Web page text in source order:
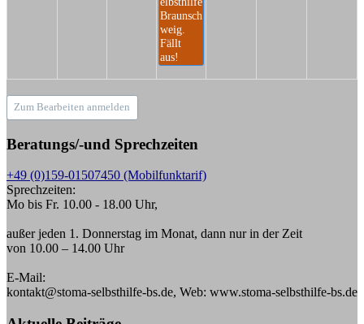
Braunsch
weig.
Fällt
aus!
Zum Bearbeiten anmelden
Beratungs/-und Sprechzeiten
+49 (0)159-01507450 (Mobilfunktarif)
Sprechzeiten:
Mo bis Fr. 10.00 - 18.00 Uhr,
außer jeden 1. Donnerstag im Monat, dann nur in der Zeit
von 10.00 – 14.00 Uhr
E-Mail:
kontakt@stoma-selbsthilfe-bs.de, Web: www.stoma-selbsthilfe-bs.de